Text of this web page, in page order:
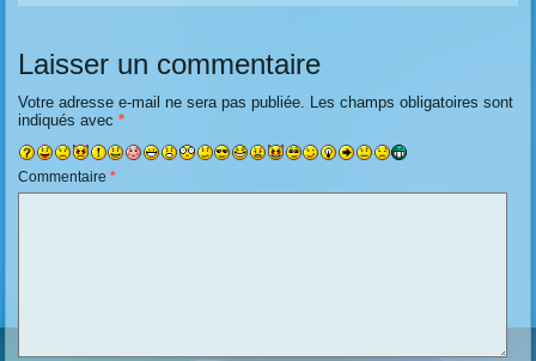
Laisser un commentaire
Votre adresse e-mail ne sera pas publiée. Les champs obligatoires sont
indiqués avec*
Commentaire*